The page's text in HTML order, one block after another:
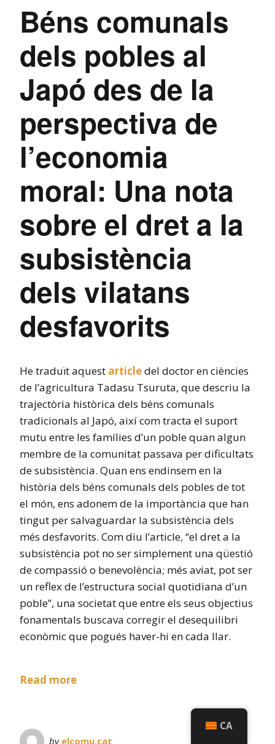
Béns comunals
dels pobles al
Japó des de la
perspectiva de
l’economia
moral: Una nota
sobre el dret a la
subsistència
dels vilatans
desfavorits
He traduït aquest articledel doctor en ciències
de l’agricultura Tadasu Tsuruta, que descriu la
trajectòria històrica dels béns comunals
tradicionals al Japó, així com tracta el suport
mutu entre les famílies d’un poble quan algun
membre de la comunitat passava per dificultats
de subsistència. Quan ens endinsem en la
història dels béns comunals dels pobles de tot
el món, ens adonem de la importància que han
tingut per salvaguardar la subsistència dels
més desfavorits. Com diu l’article, “el dret a la
subsistència pot no ser simplement una qüestió
de compassió o benevolència; més aviat, pot ser
un reflex de l’estructura social quotidiana d’un
poble”, una societat que entre els seus objectius
fonamentals buscava corregir el desequilibri
econòmic que pogués haver-hi en cada llar.
Read more
by elcomu.cat
CA